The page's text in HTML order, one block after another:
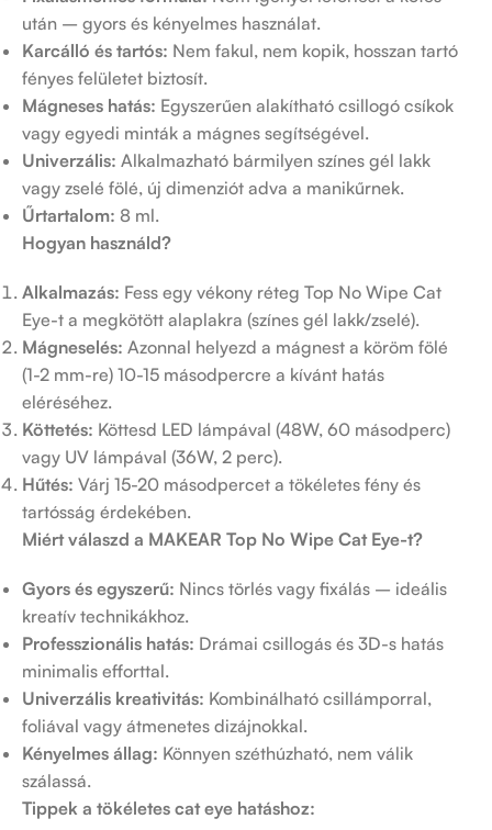
után – gyors és kényelmes használat.
Karcálló és tartós: Nem fakul, nem kopik, hosszan tartó
fényes felületet biztosít.
Mágneses hatás: Egyszerűen alakítható csillogó csíkok
vagy egyedi minták a mágnes segítségével.
Univerzális: Alkalmazható bármilyen színes gél lakk
vagy zselé fölé, új dimenziót adva a manikűrnek.
Űrtartalom: 8 ml.
Hogyan használd?
Alkalmazás: Fess egy vékony réteg Top No Wipe Cat
Eye-t a megkötött alaplakra (színes gél lakk/zselé).
Mágneselés: Azonnal helyezd a mágnest a köröm fölé
(1-2 mm-re) 10-15 másodpercre a kívánt hatás
eléréséhez.
Köttetés: Köttesd LED lámpával (48W, 60 másodperc)
vagy UV lámpával (36W, 2 perc).
Hűtés: Várj 15-20 másodpercet a tökéletes fény és
tartósság érdekében.
Miért válaszd a MAKEAR Top No Wipe Cat Eye-t?
Gyors és egyszerű: Nincs törlés vagy fixálás – ideális
kreatív technikákhoz.
Professzionális hatás: Drámai csillogás és 3D-s hatás
minimalis efforttal.
Univerzális kreativitás: Kombinálható csillámporral,
foliával vagy átmenetes dizájnokkal.
Kényelmes állag: Könnyen széthúzható, nem válik
szálassá.
Tippek a tökéletes cat eye hatáshoz: